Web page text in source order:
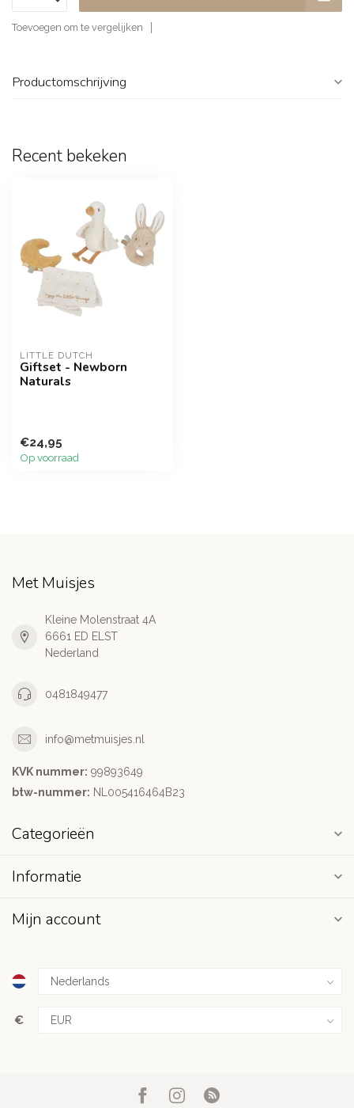
Toevoegen om te vergelijken
Productomschrijving
Recent bekeken
LITTLE DUTCH
Giftset - Newborn
Naturals
€24,95
Op voorraad
Met Muisjes
Kleine Molenstraat 4A
6661 ED ELST
Nederland
0481849477
info@metmuisjes.nl
KVK nummer: 99893649
btw-nummer: NL005416464B23
Categorieën
Informatie
Mijn account
€